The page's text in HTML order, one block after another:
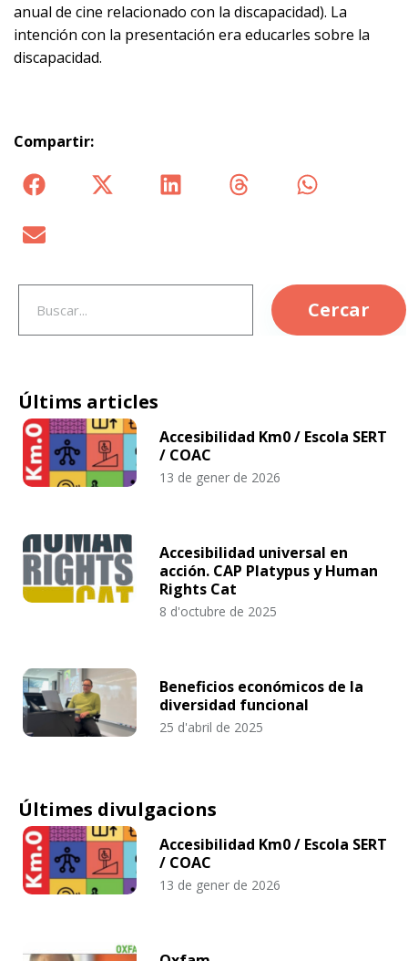
anual de cine relacionado con la discapacidad). La
intención con la presentación era educarles sobre la
discapacidad.
Compartir:
Cercar
Últims articles
Accesibilidad Km0 / Escola SERT
/ COAC
13 de gener de 2026
Accesibilidad universal en
acción. CAP Platypus y Human
Rights Cat
8 d'octubre de 2025
Beneficios económicos de la
diversidad funcional
25 d'abril de 2025
Últimes divulgacions
Accesibilidad Km0 / Escola SERT
/ COAC
13 de gener de 2026